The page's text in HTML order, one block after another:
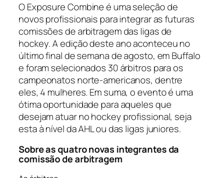
O Exposure Combine é uma seleção de
novos profissionais para integrar as futuras
comissões de arbitragem das ligas de
hockey. A edição deste ano aconteceu no
último final de semana de agosto, em Buffalo
e foram selecionados 30 árbitros para os
campeonatos norte-americanos, dentre
eles, 4 mulheres. Em suma, o evento é uma
ótima oportunidade para aqueles que
desejam atuar nohockey profissional, seja
esta à nível da AHL ou das ligas juniores.
Sobre as quatro novas integrantes da
comissão de arbitragem